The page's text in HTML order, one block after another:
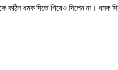
ধমক দিতে গিয়েও দিলেন না। ধমক